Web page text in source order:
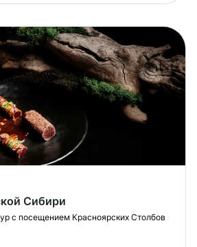
Сибири
с посещением Красноярских Столбов